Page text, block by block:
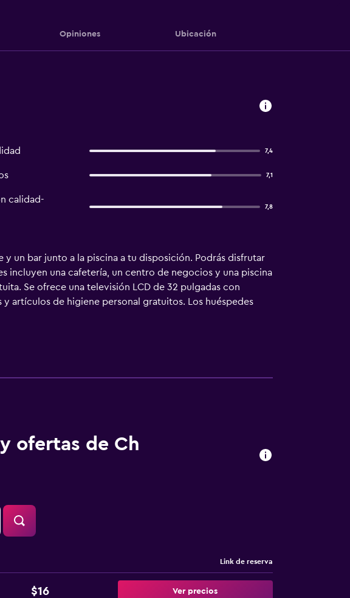
Opiniones Ubicación
7,4
7,1
calidad-
7,8
un bar junto a la piscina a tu disposición. Podrás disfrutar
incluyen una cafetería, un centro de negocios y una piscina
Se ofrece una televisión LCD de 32 pulgadas con
artículos de higiene personal gratuitos. Los huéspedes
servicio de limpieza todos los días y es posible
y piscina infantil.
ofertas de Ch
Link de reserva
$16 Ver precios